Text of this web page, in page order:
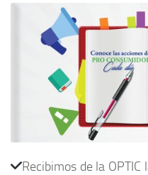
Recibimos de la